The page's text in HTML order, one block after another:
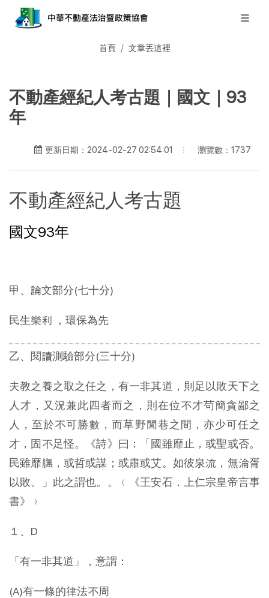
首頁 文章丟這裡
不動產經紀人考古題｜國文｜93
年
更新日期：2024-02-27 02:54:01 瀏覽數：1737
不動產經紀人考古題
國文93年
甲、論文部分(七十分)
民生樂利 ，環保為先
乙、閱讀測驗部分(三十分)
夫教之養之取之任之，有一非其道，則足以敗天下之
人才，又況兼此四者而之，則在位不才茍簡貪鄙之
人，至於不可勝數，而草野閭巷之間，亦少可任之
才，固不足怪。《詩》曰：「國雖靡止，或聖或否。
民雖靡膴，或哲或謀；或肅或艾。如彼泉流，無淪胥
以敗。」此之謂也。。﹙《王安石．上仁宗皇帝言事
書》﹚
１、D
「有一非其道」，意謂：
(A)有一條的律法不周